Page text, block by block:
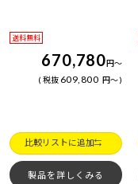
送料無料
670,780円～
税抜 609,800 円～
比較リストに追加
製品を詳しくみる